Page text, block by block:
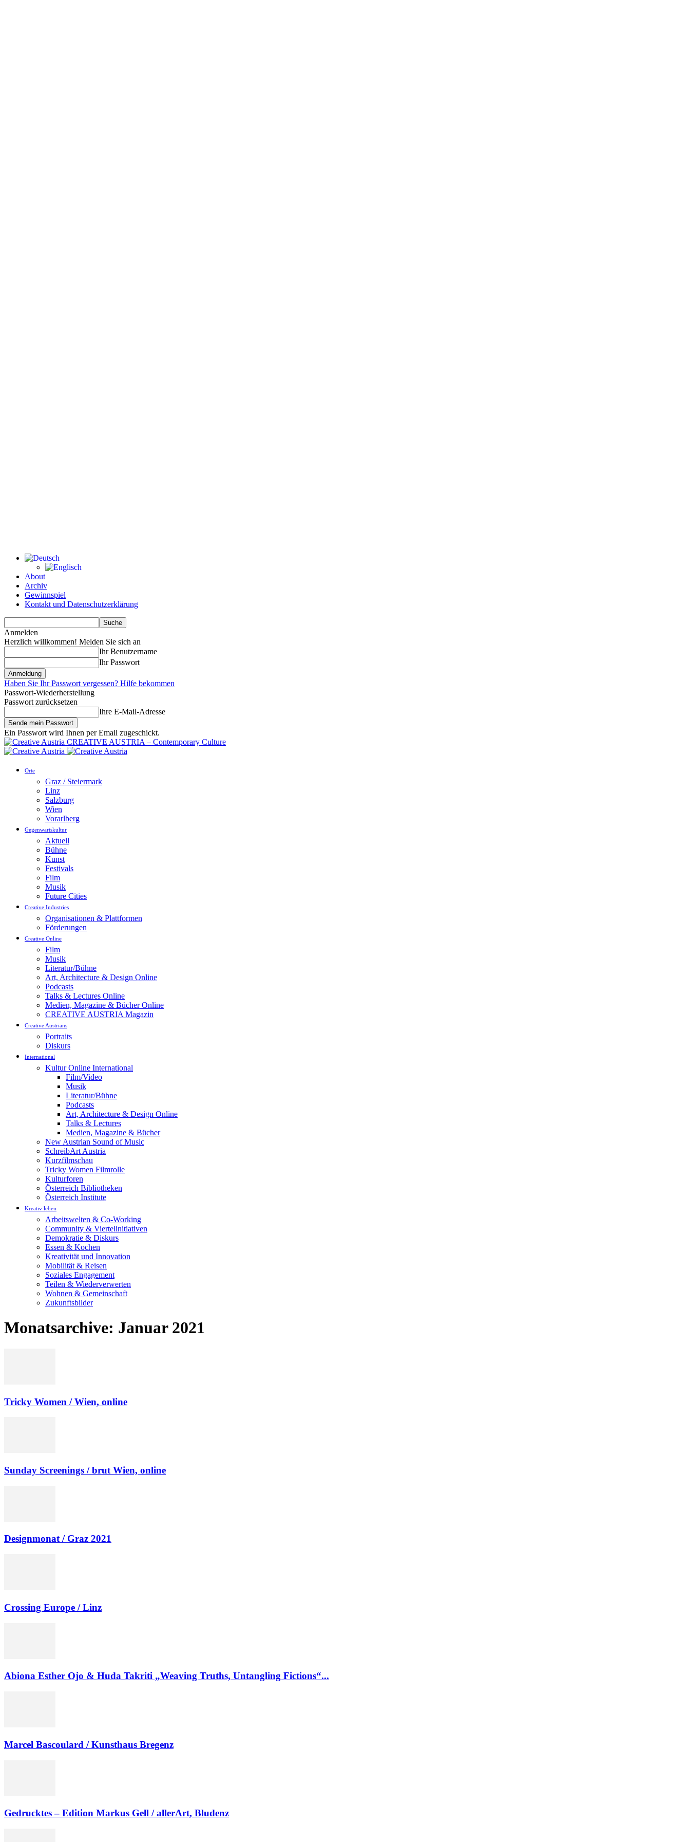
About
Archiv
Gewinnspiel
Kontakt und Datenschutzerklärung
Anmelden
Herzlich willkommen! Melden Sie sich an
Ihr Benutzername
Ihr Passwort
Haben Sie Ihr Passwort vergessen? Hilfe bekommen
Passwort-Wiederherstellung
Passwort zurücksetzen
Ihre E-Mail-Adresse
Ein Passwort wird Ihnen per Email zugeschickt.
CREATIVE AUSTRIA – Contemporary Culture
Orte
Graz / Steiermark
Linz
Salzburg
Wien
Vorarlberg
Gegenwartskultur
Aktuell
Bühne
Kunst
Festivals
Film
Musik
Future Cities
Creative Industries
Organisationen & Plattformen
Förderungen
Creative Online
Film
Musik
Literatur/Bühne
Art, Architecture & Design Online
Podcasts
Talks & Lectures Online
Medien, Magazine & Bücher Online
CREATIVE AUSTRIA Magazin
Creative Austrians
Portraits
Diskurs
International
Kultur Online International
Film/Video
Musik
Literatur/Bühne
Podcasts
Art, Architecture & Design Online
Talks & Lectures
Medien, Magazine & Bücher
New Austrian Sound of Music
SchreibArt Austria
Kurzfilmschau
Tricky Women Filmrolle
Kulturforen
Österreich Bibliotheken
Österreich Institute
Kreativ leben
Arbeitswelten & Co-Working
Community & Viertelinitiativen
Demokratie & Diskurs
Essen & Kochen
Kreativität und Innovation
Mobilität & Reisen
Soziales Engagement
Teilen & Wiederverwerten
Wohnen & Gemeinschaft
Zukunftsbilder
Monatsarchive: Januar 2021
Tricky Women / Wien, online
Sunday Screenings / brut Wien, online
Designmonat / Graz 2021
Crossing Europe / Linz
Abiona Esther Ojo & Huda Takriti „Weaving Truths, Untangling Fictions“...
Marcel Bascoulard / Kunsthaus Bregenz
Gedrucktes – Edition Markus Gell / allerArt, Bludenz